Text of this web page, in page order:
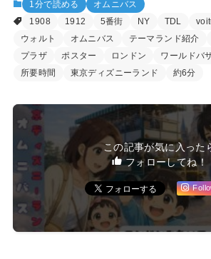
1分で読める
オムニバス
1908
1912 5番街 NY TDL
ウォルト
オムニバス テーマランド紹介
プラザ
ポスター ロンドン ワールドバ
所要時間
東京ディズニーランド 約6分
この記事が気に入った
フォローしてね！